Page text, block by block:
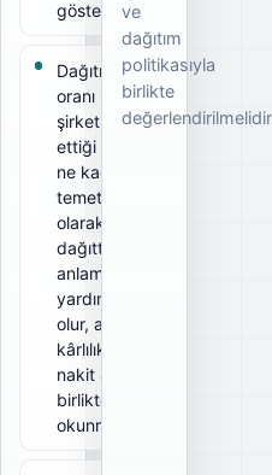
gösterir.
Dağıtım
oranı 12%;
şirketin elde
ettiği kârın
ne kadarını
temettü
olarak
dağıttığını
anlamaya
yardımcı
olur, ancak
kârlılık ve
nakit akışıyla
birlikte
okunmalıdır.
ve
dağıtım
politikasıyla
birlikte